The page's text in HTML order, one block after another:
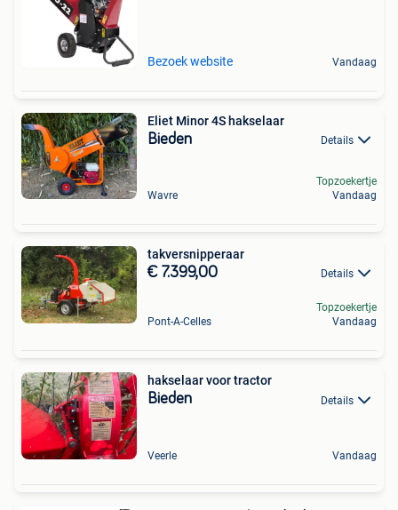
Bezoek website Vandaag
Eliet Minor 4S hakselaar
Bieden Details
Wavre
Topzoekertje
Vandaag
takversnipperaar
€ 7.399,00 Details
Pont-A-Celles
Topzoekertje
Vandaag
hakselaar voor tractor
Bieden Details
Veerle Vandaag